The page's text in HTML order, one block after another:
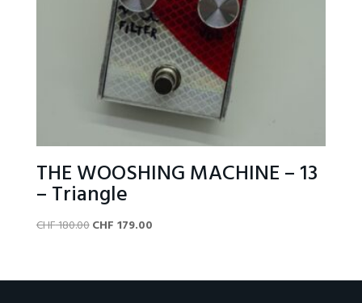
THE WOOSHING MACHINE – 13
– Triangle
CHF180.00Original
CHF 180.00.
CHF 179.00Current
CHF 179.00.